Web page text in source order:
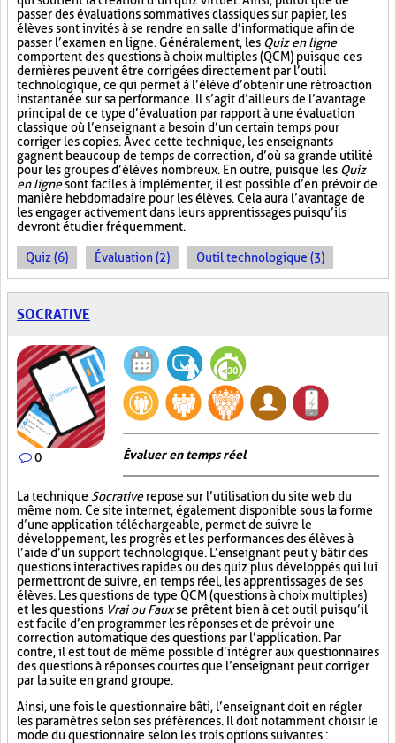
passer des évaluations sommatives classiques sur papier, les
élèves sont invités à se rendre en salle d’informatique afin de
passer l’examen en ligne. Généralement, les Quiz en ligne
comportent des questions à choix multiples (QCM) puisque ces
dernières peuvent être corrigées directement par l’outil
technologique, ce qui permet à l’élève d’obtenir une rétroaction
instantanée sur sa performance. Il s’agit d’ailleurs de l’avantage
principal de ce type d’évaluation par rapport à une évaluation
classique où l’enseignant a besoin d’un certain temps pour
corriger les copies. Avec cette technique, les enseignants
gagnent beaucoup de temps de correction, d’où sa grande utilité
pour les groupes d’élèves nombreux. En outre, puisque les Quiz
en lignesont faciles à implémenter, il est possible d’en prévoir de
manière hebdomadaire pour les élèves. Cela aura l’avantage de
les engager activement dans leurs apprentissages puisqu’ils
devront étudier fréquemment.
Quiz (6) Évaluation (2) Outil technologique (3)
SOCRATIVE
0 Évaluer en temps réel
La technique Socrativerepose sur l’utilisation du site web du
même nom. Ce site internet, également disponible sous la forme
d’une application téléchargeable, permet de suivre le
développement, les progrès et les performances des élèves à
l’aide d’un support technologique. L’enseignant peut y bâtir des
questions interactives rapides ou des quiz plus développés qui lui
permettront de suivre, en temps réel, les apprentissages de ses
élèves. Les questions de type QCM (questions à choix multiples)
et les questions Vrai ou Fauxse prêtent bien à cet outil puisqu’il
est facile d’en programmer les réponses et de prévoir une
correction automatique des questions par l’application. Par
contre, il est tout de même possible d’intégrer aux questionnaires
des questions à réponses courtes que l’enseignant peut corriger
par la suite en grand groupe.
Ainsi, une fois le questionnaire bâti, l’enseignant doit en régler
les paramètres selon ses préférences. Il doit notamment choisir le
mode du questionnaire selon les trois options suivantes :